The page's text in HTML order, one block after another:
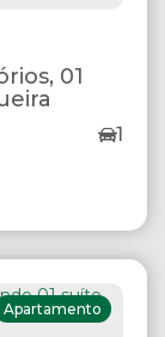
01
1
Apartamento